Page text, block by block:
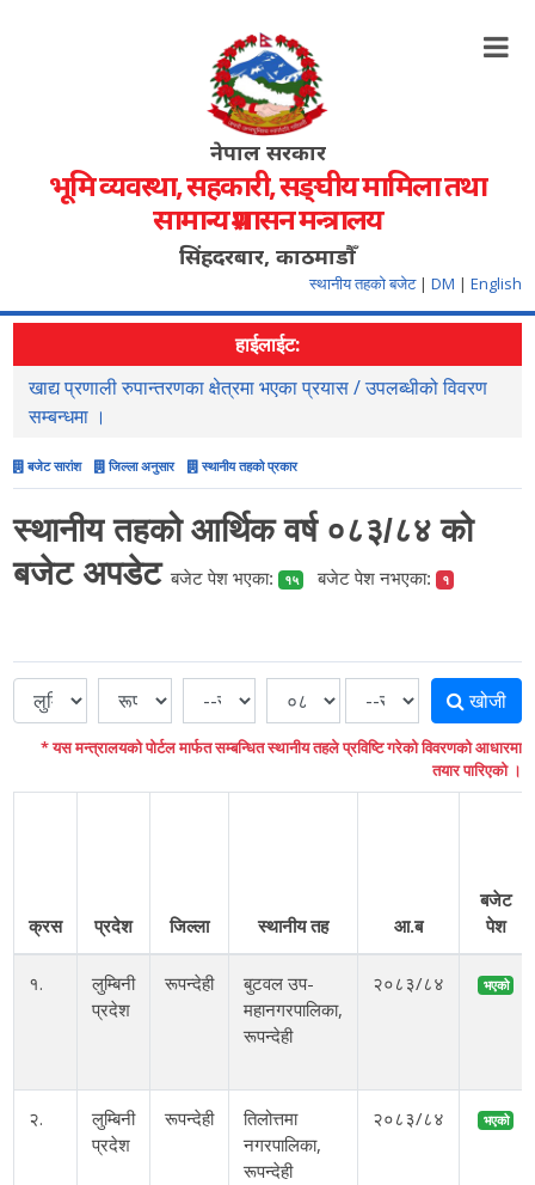
नेपाल सरकार
भूमि व्यवस्था, सहकारी, सङ्‍घीय मामिला तथा
सामान्य प्रशासन मन्त्रालय
सिंहदरबार, काठमाडौँ
स्थानीय तहको बजेट | DM | English
हाईलाईट:
खाद्य प्रणाली रुपान्तरणका क्षेत्रमा भएका प्रयास / उपलब्धीको विवरण
सम्बन्धमा ।
बजेट सारांश जिल्ला अनुसार स्थानीय तहको प्रकार
स्थानीय तहको आर्थिक वर्ष ०८३/८४ को
बजेट अपडेटबजेट पेश भएका: १५ बजेट पेश नभएका: १
खोजी
* यस मन्त्रालयको पोर्टल मार्फत सम्बन्धित स्थानीय तहले प्रविष्टि गरेको विवरणको आधारमा
तयार पारिएको ।
क्रस प्रदेश जिल्ला स्थानीय तह आ.ब
बजेट
पेश
१.
लुम्बिनी
प्रदेश
रूपन्देही
बुटवल उप-
महानगरपालिका,
रूपन्देही
२०८३/८४ भएको
२.
लुम्बिनी
प्रदेश
रूपन्देही
तिलोत्तमा
नगरपालिका,
रूपन्देही
२०८३/८४ भएको